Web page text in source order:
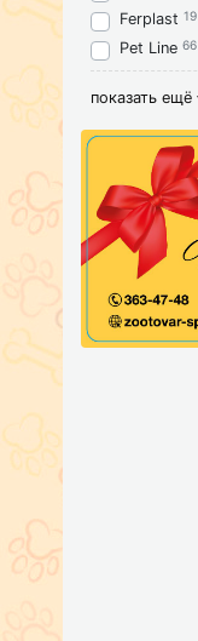
Ferplast 19
Pet Line 66
показать ещё